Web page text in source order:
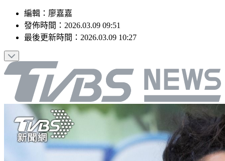
編輯 ： 廖嘉嘉
發佈時間： 2026.03.09 09:51
最後更新時間： 2026.03.09 10:27